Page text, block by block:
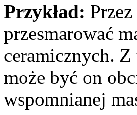
Przykład:
przesmarować
ceramicznych.
może być on
wspomnianej